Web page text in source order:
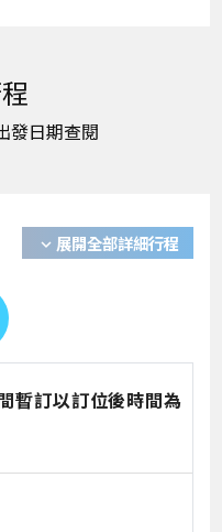
expand_more 展開全部詳細行程
暫訂以訂位後時間為